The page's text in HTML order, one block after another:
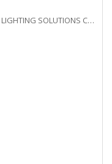
CURRENT LIGHTING SOLUTIONS CAN